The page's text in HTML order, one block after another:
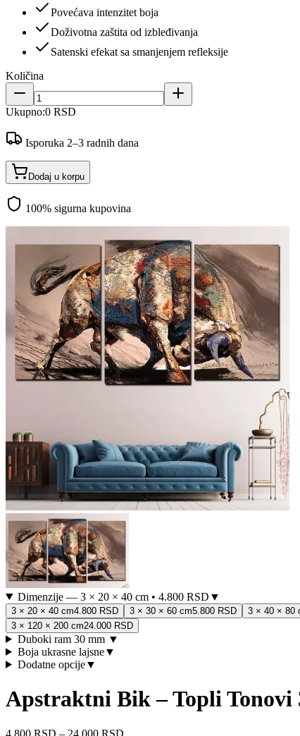
Povećava intenzitet boja
Doživotna zaštita od izbleđivanja
Satenski efekat sa smanjenjem refleksije
Količina
Ukupno:0 RSD
Isporuka 2–3 radnih dana
Dodaj u korpu
100% sigurna kupovina
Dimenzije — 3 × 20 × 40 cm• 4.800 RSD ▼
3 × 20 × 40 cm4.800 RSD 3 × 30 × 60 cm5.800 RSD 3 × 40 × 80
3 × 120 × 200 cm24.000 RSD
Duboki ram 30 mm ▼
Boja ukrasne lajsne▼
Dodatne opcije▼
Apstraktni Bik – Topli Tonovi
4.800 RSD – 24.000 RSD